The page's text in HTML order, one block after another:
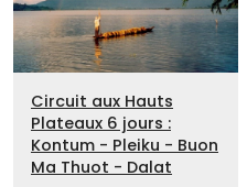
Circuit aux Hauts
Plateaux 6 jours :
Kontum - Pleiku - Buon
Ma Thuot - Dalat